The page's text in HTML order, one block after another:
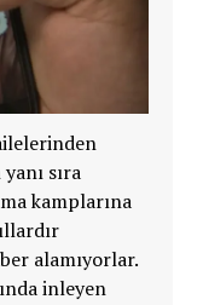
sıra
kamplarına
alamıyorlar.
inleyen